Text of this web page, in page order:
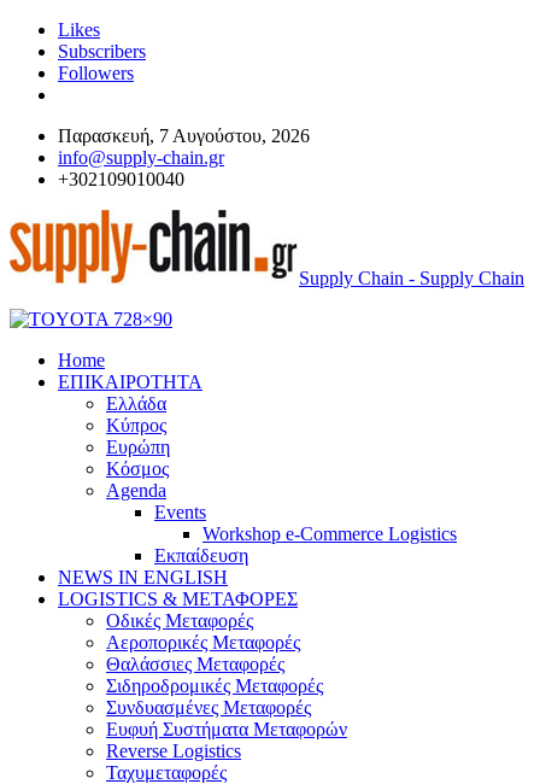
Likes
Subscribers
Followers
Παρασκευή, 7 Αυγούστου, 2026
info@supply-chain.gr
+302109010040
Supply Chain - Supply Chain
Home
ΕΠΙΚΑΙΡΟΤΗΤΑ
Ελλάδα
Κύπρος
Ευρώπη
Κόσμος
Agenda
Events
Workshop e-Commerce Logistics
Εκπαίδευση
NEWS IN ENGLISH
LOGISTICS & ΜΕΤΑΦΟΡΕΣ
Οδικές Μεταφορές
Αεροπορικές Μεταφορές
Θαλάσσιες Μεταφορές
Σιδηροδρομικές Μεταφορές
Συνδυασμένες Μεταφορές
Ευφυή Συστήματα Μεταφορών
Reverse Logistics
Ταχυμεταφορές